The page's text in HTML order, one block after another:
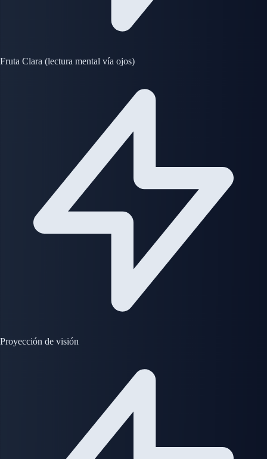
Fruta Clara (lectura mental vía ojos)
Proyección de visión